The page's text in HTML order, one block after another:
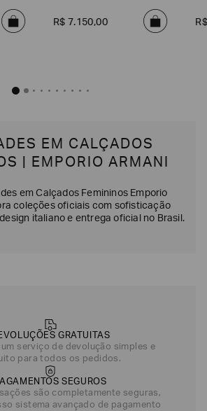
R$ 7.150,00
EM CALÇADOS
| EMPORIO ARMANI
em Calçados Femininos Emporio
coleções oficiais com sofisticação
italiano e entrega oficial no Brasil.
GRATUITAS
serviço de devolução simples e
para todos os pedidos.
SEGUROS
são completamente seguras,
sistema avançado de pagamento